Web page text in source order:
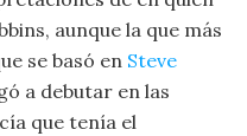
aunque la que más
se basó en Steve
a debutar en las
que tenía el